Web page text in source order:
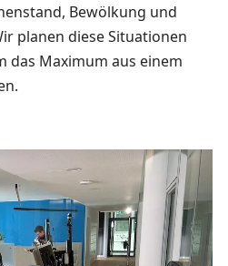
Bewölkung und
planen diese Situationen
das Maximum aus einem